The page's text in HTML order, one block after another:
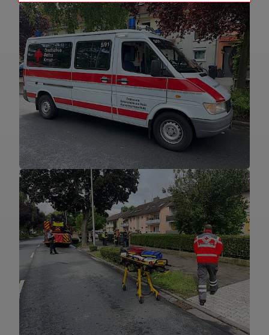
Name
Matomo Tracking Cookies
Anbieter
Matomo
Zweck
Cookie, die zur Website-Analyse
verwendet werden. Erzeugt statistische
Daten darüber, wie der Besucher die
Website nutzt.
Cookie Name
_pk_id,_pk_ref
Cookie Laufzeit
2 Jahre
Infos schließen